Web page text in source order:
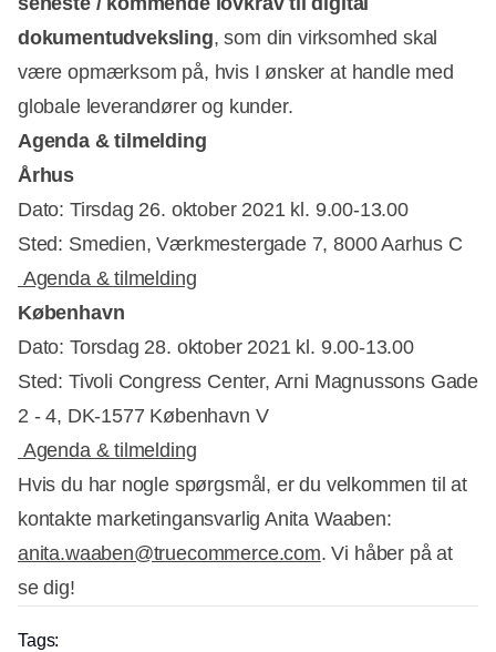
dokumentudveksling, som din virksomhed skal
være opmærksom på, hvis I ønsker at handle med
globale leverandører og kunder.
Agenda & tilmelding
Århus
Dato: Tirsdag 26. oktober 2021 kl. 9.00-13.00
Sted: Smedien, Værkmestergade 7, 8000 Aarhus C
Agenda & tilmelding
København
Dato: Torsdag 28. oktober 2021 kl. 9.00-13.00
Sted: Tivoli Congress Center, Arni Magnussons Gade
2 - 4, DK-1577 København V
Agenda & tilmelding
Hvis du har nogle spørgsmål, er du velkommen til at
kontakte marketingansvarlig Anita Waaben:
anita.waaben@truecommerce.com. Vi håber på at
se dig!
Tags: